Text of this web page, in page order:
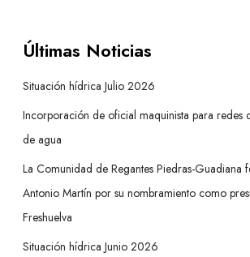
Últimas Noticias
Situación hídrica Julio 2026
Incorporación de oficial maquinista para redes
de agua
La Comunidad de Regantes Piedras-Guadiana
Antonio Martín por su nombramiento como
Freshuelva
Situación hídrica Junio 2026